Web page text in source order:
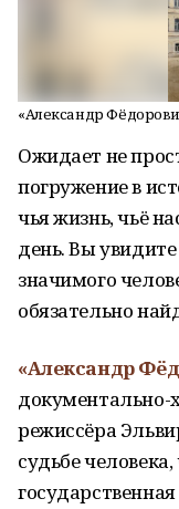
«Александр
Ожидает не
погружение в
чья жизнь, чьё
день. Вы
значимого
обязательно
«Александр
режиссёра
судьбе